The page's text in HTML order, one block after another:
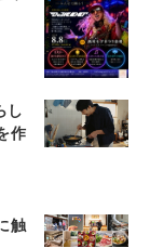
し
作
触